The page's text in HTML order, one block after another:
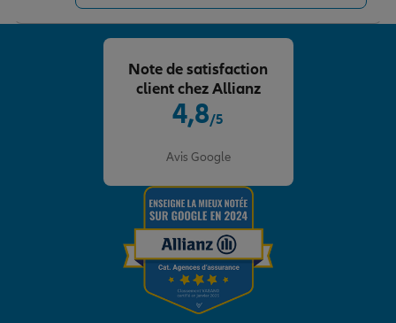
4,8/5
Avis Google
Note de satisfaction
client chez Allianz